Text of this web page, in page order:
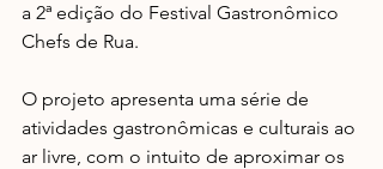
a 2ª edição do Festival Gastronômico
Chefs de Rua.
O projeto apresenta uma série de
atividades gastronômicas e culturais ao
ar livre, com o intuito de aproximar os